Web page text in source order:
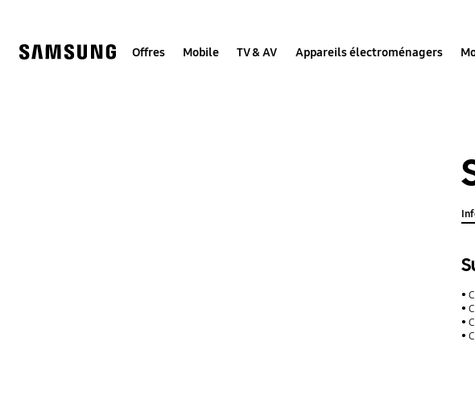
Offres Mobile TV & AV Appareils électroménagers